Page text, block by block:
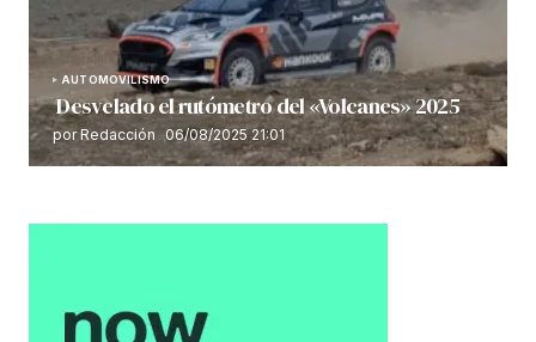
AUTOMOVILISMO
Desvelado el rutómetro del «Volcanes» 2025
por Redacción 06/08/2025 21:01